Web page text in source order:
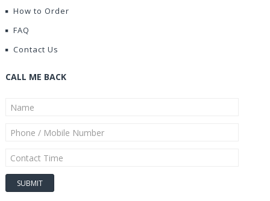
How to Order
FAQ
Contact Us
CALL ME BACK